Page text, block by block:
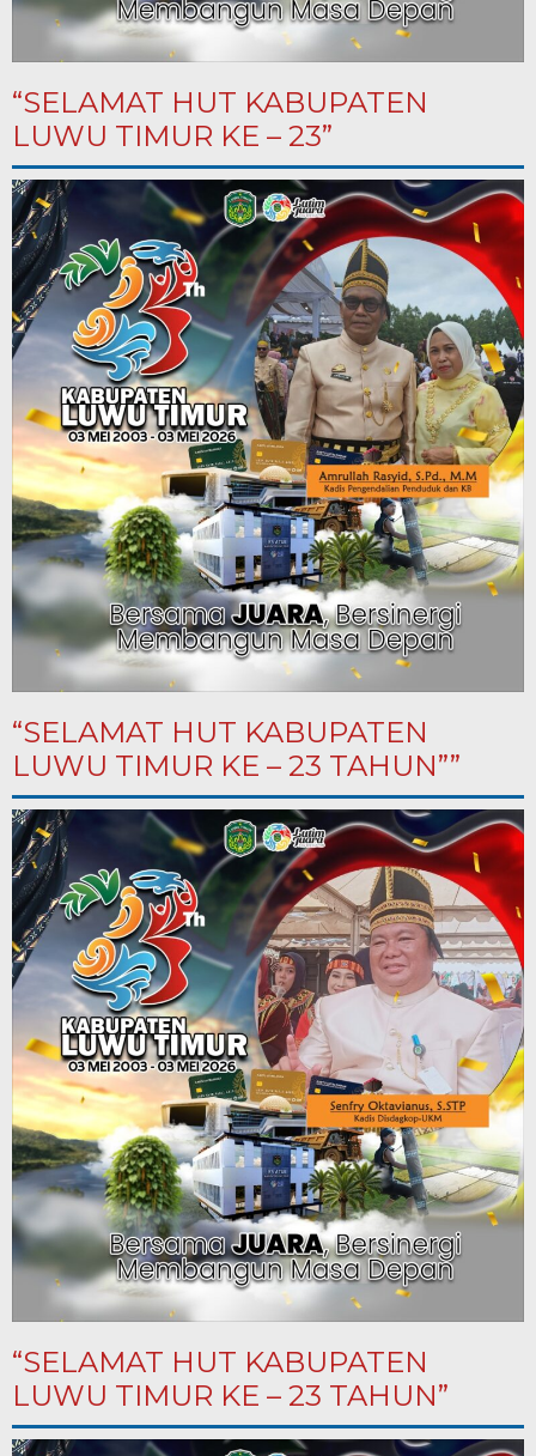
“SELAMAT HUT KABUPATEN
LUWU TIMUR KE – 23”
“SELAMAT HUT KABUPATEN
LUWU TIMUR KE – 23 TAHUN””
“SELAMAT HUT KABUPATEN
LUWU TIMUR KE – 23 TAHUN”